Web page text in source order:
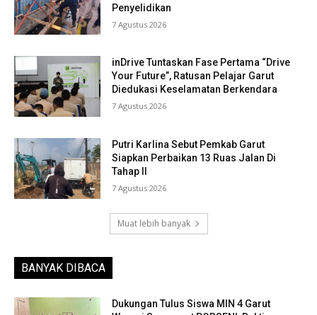
Penyelidikan
7 Agustus 2026
inDrive Tuntaskan Fase Pertama “Drive
Your Future”, Ratusan Pelajar Garut
Diedukasi Keselamatan Berkendara
7 Agustus 2026
Putri Karlina Sebut Pemkab Garut
Siapkan Perbaikan 13 Ruas Jalan Di
Tahap II
7 Agustus 2026
Muat lebih banyak
BANYAK DIBACA
Dukungan Tulus Siswa MIN 4 Garut